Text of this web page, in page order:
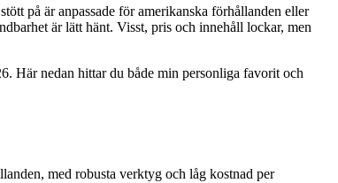
på är anpassade för amerikanska förhållanden eller
är lätt hänt. Visst, pris och innehåll lockar, men
Här nedan hittar du både min personliga favorit och
med robusta verktyg och låg kostnad per